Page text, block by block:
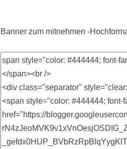
Banner zum mitnehmen -